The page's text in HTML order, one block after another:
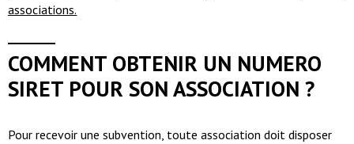
associations.
COMMENT OBTENIR UN NUMERO
SIRET POUR SON ASSOCIATION ?
Pour recevoir une subvention, toute association doit disposer